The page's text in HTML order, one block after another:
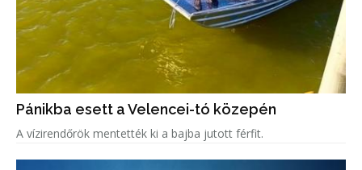
Pánikba esett a Velencei-tó közepén
A vízirendőrök mentették ki a bajba jutott férfit.